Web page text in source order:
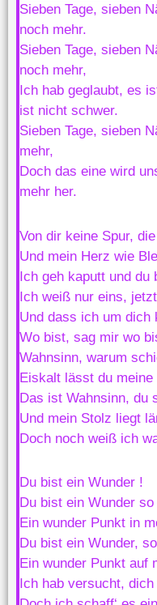
Sieben Tage, sieben
noch mehr.
Sieben Tage, sieben
noch mehr,
Ich hab geglaubt, es
ist nicht schwer.
Sieben Tage, sieben
mehr,
Doch das eine wird
mehr her.
Von dir keine Spur,
Und mein Herz wie
Ich geh kaputt und du
Ich weiß nur eins,
Und dass ich um dich
Wo bist, sag mir wo
Wahnsinn, warum
Eiskalt lässt du meine
Das ist Wahnsinn, du
Und mein Stolz liegt
Doch noch weiß ich
Du bist ein Wunder !
Du bist ein Wunder
Ein wunder Punkt in
Du bist ein Wunder,
Ein wunder Punkt auf
Ich hab versucht,